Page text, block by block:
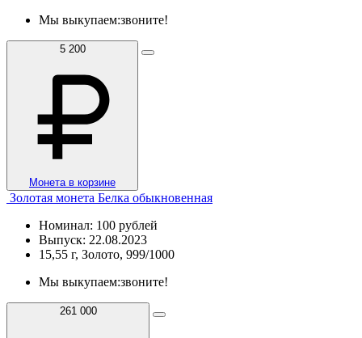
Мы выкупаем:звоните!
5 200
Монета в корзине
Золотая монета Белка обыкновенная
Номинал: 100 рублей
Выпуск: 22.08.2023
15,55 г, Золото, 999/1000
Мы выкупаем:звоните!
261 000